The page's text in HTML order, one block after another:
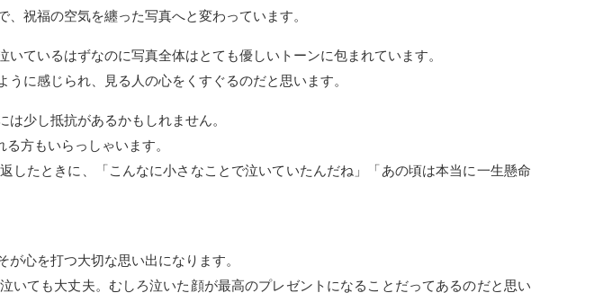
祝福の空気を纏った写真へと変わっています。
ているはずなのに写真全体はとても優しいトーンに包まれています。
に感じられ、見る人の心をくすぐるのだと思います。
少し抵抗があるかもしれません。
方もいらっしゃいます。
したときに、「こんなに小さなことで泣いていたんだね」「あの頃は本当に一生懸命
心を打つ大切な思い出になります。
いても大丈夫。むしろ泣いた顔が最高のプレゼントになることだってあるのだと思い